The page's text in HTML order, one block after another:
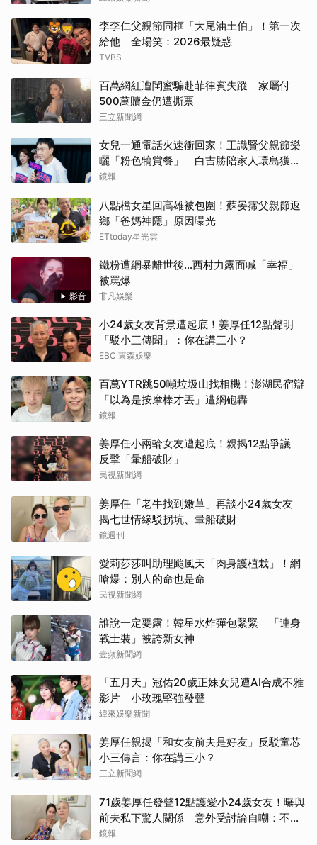
李李仁父親節同框「大尾油土伯」！第一次
給他 全場笑：2026最疑惑
TVBS
百萬網紅遭閨蜜騙赴菲律賓失蹤 家屬付
500萬贖金仍遭撕票
三立新聞網
女兒一通電話火速衝回家！王識賢父親節樂
曬「粉色犒賞餐」 白吉勝陪家人環島獲封
「最狂老爸」
鏡報
八點檔女星回高雄被包圍！蘇晏霈父親節返
鄉「爸媽神隱」原因曝光
ETtoday星光雲
影音
鐵粉遭網暴離世後...西村力露面喊「幸福」
被罵爆
非凡娛樂
小24歲女友背景遭起底！姜厚任12點聲明
「駁小三傳聞」：你在講三小？
EBC 東森娛樂
百萬YTR跳50噸垃圾山找相機！澎湖民宿辯
「以為是按摩棒才丟」遭網砲轟
鏡報
姜厚任小兩輪女友遭起底！親揭12點爭議
反擊「暈船破財」
民視新聞網
姜厚任「老牛找到嫩草」再談小24歲女友
揭七世情緣駁拐坑、暈船破財
鏡週刊
愛莉莎莎叫助理颱風天「肉身護植栽」！網
嗆爆：別人的命也是命
民視新聞網
誰說一定要露！韓星水炸彈包緊緊 「連身
戰士裝」被誇新女神
壹蘋新聞網
「五月天」冠佑20歲正妹女兒遭AI合成不雅
影片 小玫瑰堅強發聲
緯來娛樂新聞
姜厚任親揭「和女友前夫是好友」反駁童芯
小三傳言：你在講三小？
三立新聞網
71歲姜厚任發聲12點護愛小24歲女友！曝與
前夫私下驚人關係 意外受討論自嘲：不要
紅過蘇志燮
鏡報